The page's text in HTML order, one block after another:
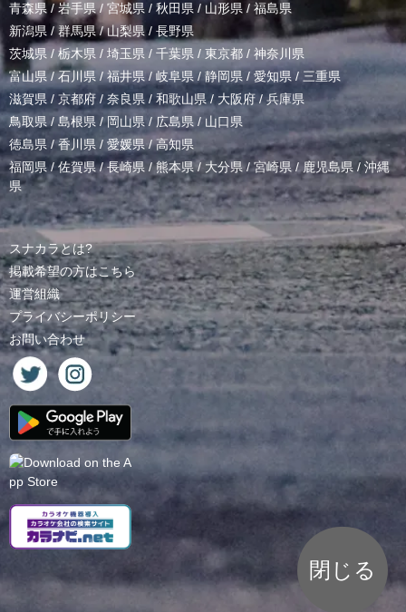
青森県 / 岩手県/ 宮城県 / 秋田県 / 山形県/ 福島県
新潟県 /群馬県/山梨県 / 長野県
茨城県 / 栃木県 / 埼玉県 / 千葉県 / 東京都 / 神奈川県
富山県 /石川県/福井県/岐阜県 / 静岡県 / 愛知県 / 三重県
滋賀県 / 京都府 / 奈良県 / 和歌山県/ 大阪府 /兵庫県
鳥取県/ 島根県 /岡山県/ 広島県 / 山口県
徳島県 /香川県 / 愛媛県/高知県
福岡県/佐賀県/長崎県 /熊本県/ 大分県/宮崎県 /鹿児島県 / 沖縄
県
スナカラとは?
掲載希望の方はこちら
運営組織
プライバシーポリシー
お問い合わせ
閉じる